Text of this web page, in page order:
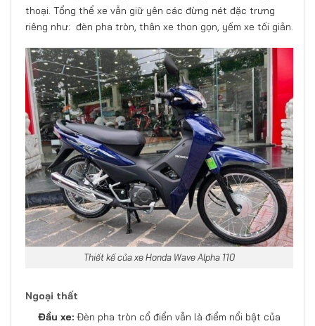
thoại. Tổng thể xe vẫn giữ yên các đừng nét đặc trưng
riêng như: đèn pha tròn, thân xe thon gọn, yếm xe tối giản.
Thiết kế của xe Honda Wave Alpha 110
Ngoại thất
Đầu xe: Đèn pha tròn cổ điển vẫn là điểm nổi bật của